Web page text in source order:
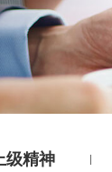
级精神